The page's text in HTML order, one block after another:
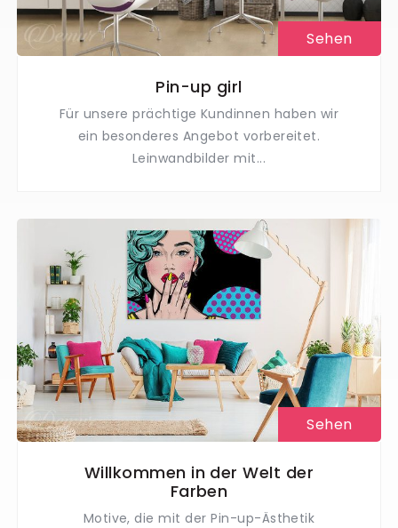
Sehen
Pin-up girl
Für unsere prächtige Kundinnen haben wir
ein besonderes Angebot vorbereitet.
Leinwandbilder mit...
Sehen
Willkommen in der Welt der
Farben
Motive, die mit der Pin-up-Ästhetik